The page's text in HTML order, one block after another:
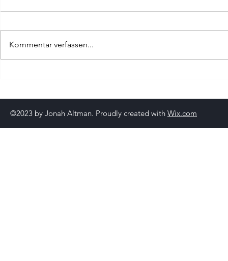
Attraktive Schulhöfe
Kommentar verfassen...
©2023 by Jonah Altman. Proudly created with Wix.com